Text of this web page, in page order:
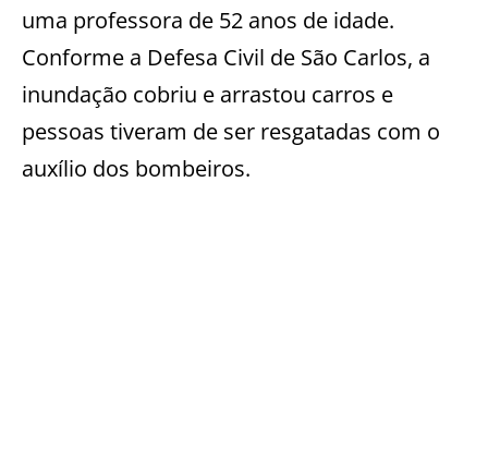
uma professora de 52 anos de idade.
Conforme a Defesa Civil de São Carlos, a
inundação cobriu e arrastou carros e
pessoas tiveram de ser resgatadas com o
auxílio dos bombeiros.